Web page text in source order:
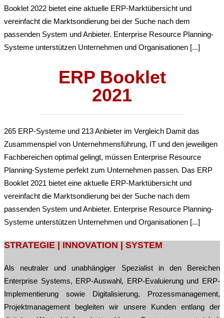
Booklet 2022 bietet eine aktuelle ERP-Marktübersicht und
vereinfacht die Marktsondierung bei der Suche nach dem
passenden System und Anbieter. Enterprise Resource Planning-
Systeme unterstützen Unternehmen und Organisationen [...]
ERP Booklet
2021
265 ERP-Systeme und 213 Anbieter im Vergleich Damit das
Zusammenspiel von Unternehmensführung, IT und den jeweiligen
Fachbereichen optimal gelingt, müssen Enterprise Resource
Planning-Systeme perfekt zum Unternehmen passen. Das ERP
Booklet 2021 bietet eine aktuelle ERP-Marktübersicht und
vereinfacht die Marktsondierung bei der Suche nach dem
passenden System und Anbieter. Enterprise Resource Planning-
Systeme unterstützen Unternehmen und Organisationen [...]
STRATEGIE | INNOVATION | SYSTEM
Als neutraler und unabhängiger Spezialist in den Bereichen
Enterprise Systems, ERP-Auswahl, ERP-Evaluierung und ERP-
Implementierung sowie Digitalisierung, Prozessmanagement,
Projektmanagement begleiten wir unsere Kunden entlang der